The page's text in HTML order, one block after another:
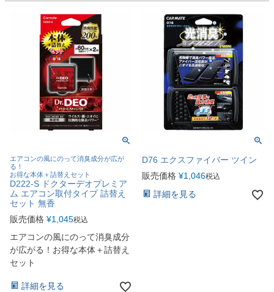
エアコンの風にのって消臭成分が広が
る！
お得な本体＋詰替えセット
D222-S ドクターデオプレミア
ム エアコン取付タイプ 詰替え
セット 無香
販売価格 ¥1,045税込
エアコンの風にのって消臭成分
が広がる！お得な本体＋詰替え
セット
詳細を見る
D76 エクスファイバー ツイン
販売価格 ¥1,046税込
詳細を見る